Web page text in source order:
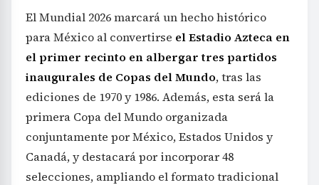
El Mundial 2026 marcará un hecho histórico
para México al convertirse el Estadio Azteca en
el primer recinto en albergar tres partidos
inaugurales de Copas del Mundo, tras las
ediciones de 1970 y 1986. Además, esta será la
primera Copa del Mundo organizada
conjuntamente por México, Estados Unidos y
Canadá, y destacará por incorporar 48
selecciones, ampliando el formato tradicional